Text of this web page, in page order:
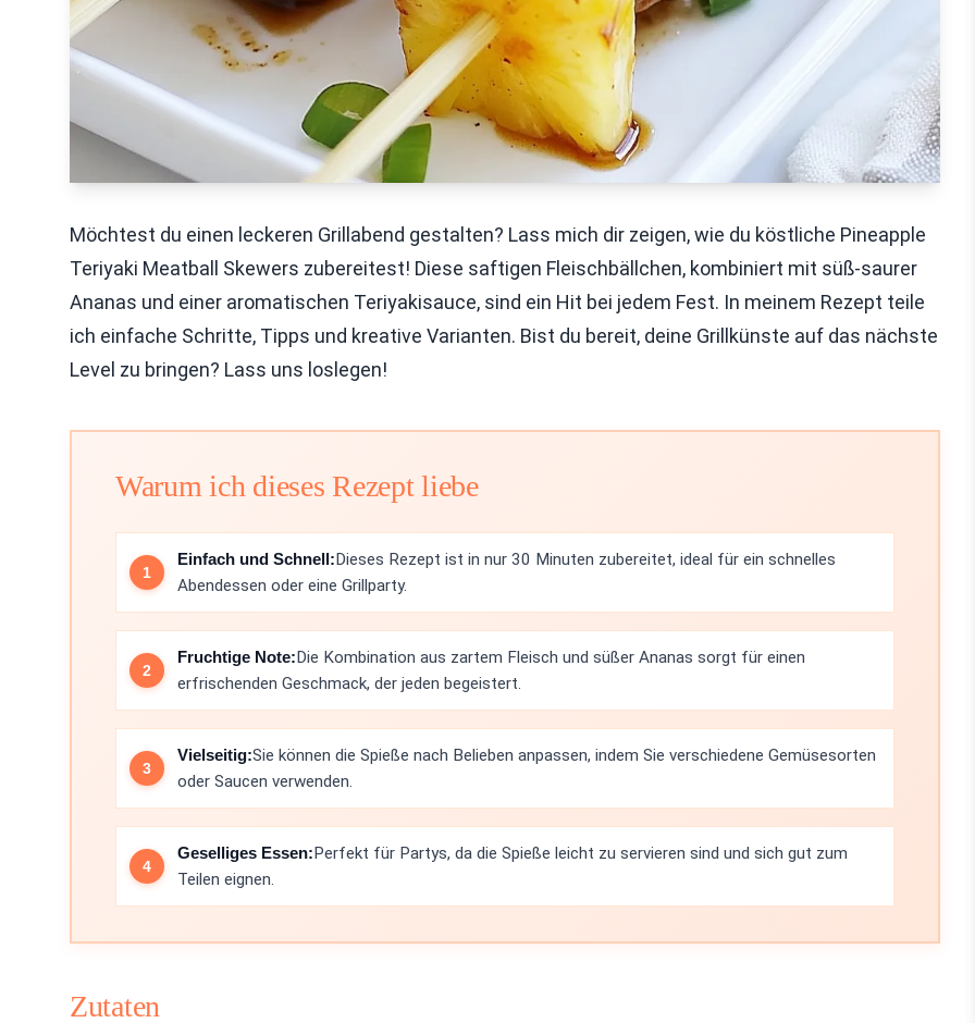
Möchtest du einen leckeren Grillabend gestalten? Lass mich dir zeigen, wie du köstliche Pineapple
Teriyaki Meatball Skewers zubereitest! Diese saftigen Fleischbällchen, kombiniert mit süß-saurer
Ananas und einer aromatischen Teriyakisauce, sind ein Hit bei jedem Fest. In meinem Rezept teile
ich einfache Schritte, Tipps und kreative Varianten. Bist du bereit, deine Grillkünste auf das nächste
Level zu bringen? Lass uns loslegen!
Warum ich dieses Rezept liebe
Einfach und Schnell:Dieses Rezept ist in nur 30 Minuten zubereitet, ideal für ein schnelles
Abendessen oder eine Grillparty.
Fruchtige Note:Die Kombination aus zartem Fleisch und süßer Ananas sorgt für einen
erfrischenden Geschmack, der jeden begeistert.
Vielseitig:Sie können die Spieße nach Belieben anpassen, indem Sie verschiedene Gemüsesorten
oder Saucen verwenden.
Geselliges Essen:Perfekt für Partys, da die Spieße leicht zu servieren sind und sich gut zum
Teilen eignen.
Zutaten